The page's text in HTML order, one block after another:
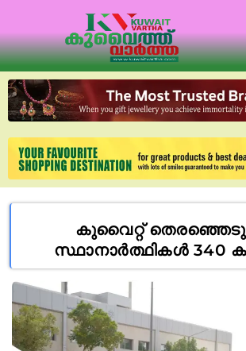
കുവൈറ്റ്
സ്ഥാനാർത്ഥികൾ 340